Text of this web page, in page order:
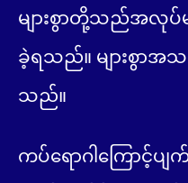
များစွာတို့သည်အလုပ်မ
ခဲ့ရသည်။ များစွာအ
သည်။
ကပ်ရောဂါကြောင့်ပျ